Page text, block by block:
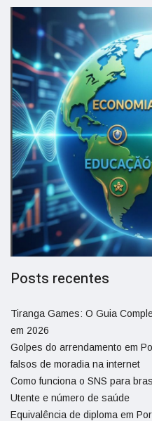
Posts recentes
Tiranga Games: O Guia
em 2026
Golpes do arrendamento em
falsos de moradia na internet
Como funciona o SNS para
Utente e número de saúde
Equivalência de diploma em